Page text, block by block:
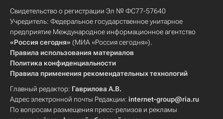
Свидетельство о регистрации Эл № ФС77-57640
Учредитель: Федеральное государственное унитарное
предприятие Международное информационное агентство
«Россия сегодня» (МИА «Россия сегодня»).
Правила использования материалов
Политика конфиденциальности
Правила применения рекомендательных технологий
Главный редактор: Гаврилова А.В.
Адрес электронной почты Редакции: internet-group@ria.ru
По вопросам размещения пресс-релизов и рекламы